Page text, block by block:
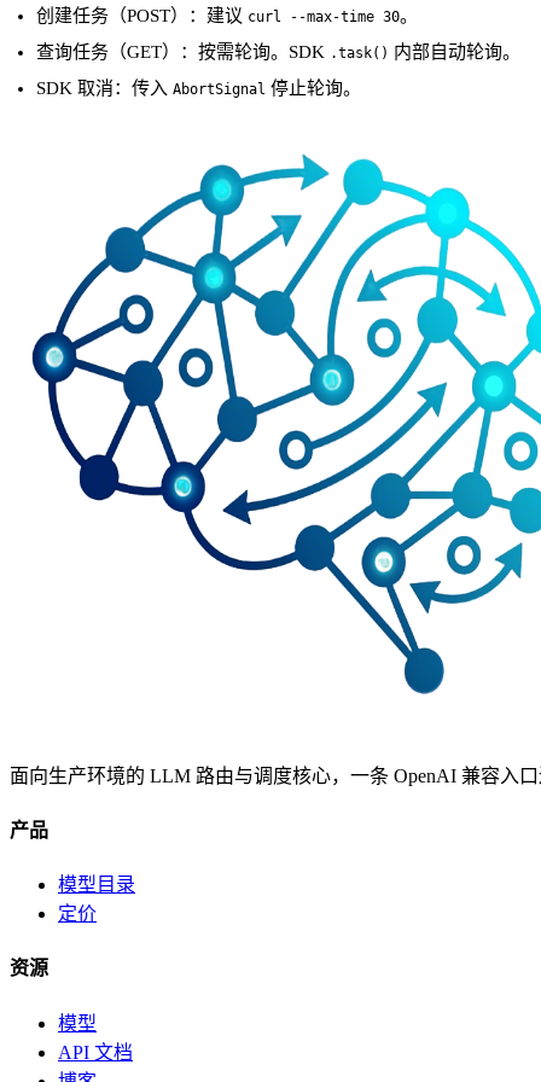
创建任务（POST）：建议 curl --max-time 30。
查询任务（GET）：按需轮询。SDK .task() 内部自动轮询。
SDK 取消：传入 AbortSignal 停止轮询。
面向生产环境的 LLM 路由与调度核心，一条 OpenAI 兼容入
产品
模型目录
定价
资源
模型
API 文档